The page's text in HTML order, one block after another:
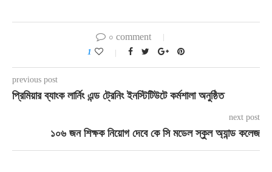
০ comment
1
previous post
প্রিমিয়ার ব্যাংক লার্নিং এন্ড ট্রেনিং ইনস্টিটিউটে কর্মশালা অনুষ্ঠিত
next post
১০৬ জন শিক্ষক নিয়োগ দেবে কে সি মডেল স্কুল অ্যান্ড কলেজ